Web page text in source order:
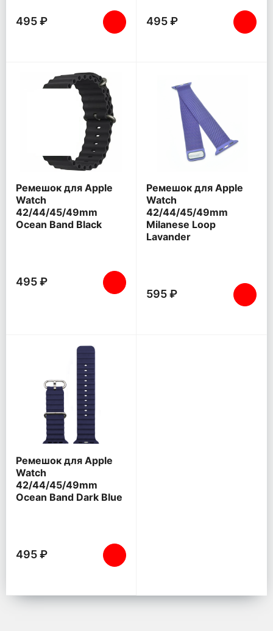
495 ₽ 495 ₽
Ремешок для Apple
Watch
42/44/45/49mm
Ocean Band Black
495 ₽
Ремешок для Apple
Watch
42/44/45/49mm
Milanese Loop
Lavander
595 ₽
Ремешок для Apple
Watch
42/44/45/49mm
Ocean Band Dark Blue
495 ₽